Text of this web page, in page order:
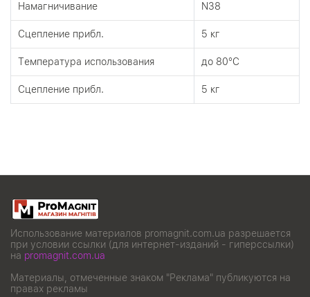
Намагничивание N38
Сцепление прибл. 5 кг
Tемпература использования до 80°C
Сцепление прибл. 5 кг
Использование материалов promagnit.com.ua разрешается
при условии ссылки (для интернет-изданий - гиперссылки)
на promagnit.com.ua
Материалы, отмеченные знаком "Реклама" публикуются на
правах рекламы